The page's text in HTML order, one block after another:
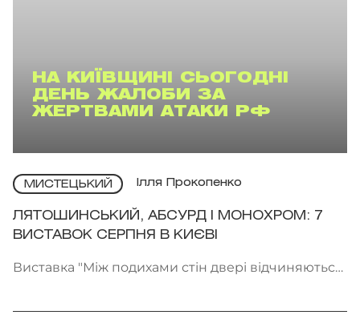
НА КИЇВЩИНІ СЬОГОДНІ
ДЕНЬ ЖАЛОБИ ЗА
ЖЕРТВАМИ АТАКИ РФ
МИСТЕЦЬКИЙ Ілля Прокопенко
ЛЯТОШИНСЬКИЙ, АБСУРД І МОНОХРОМ: 7
ВИСТАВОК СЕРПНЯ В КИЄВІ
Виставка "Між подихами стін двері відчиняються